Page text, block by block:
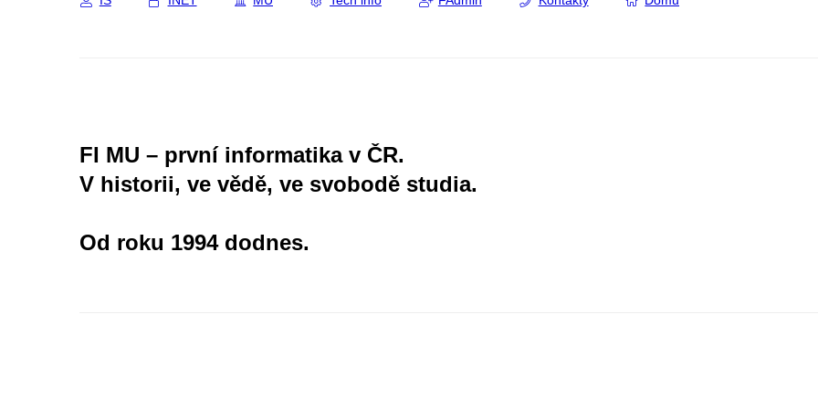
FI MU – první informatika v ČR.
V historii, ve vědě, ve svobodě studia.
Od roku 1994 dodnes.